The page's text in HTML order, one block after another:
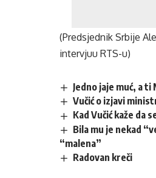
(Predsjednik Srbije
intervjuu RTS-u)
Jedno jaje muć, a ti
Vučić o izjavi
Kad Vučić kaže da
Bila mu je nekad
“malena”
Radovan kreči